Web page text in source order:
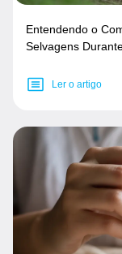
Entendendo o
Selvagens
Ler o artigo